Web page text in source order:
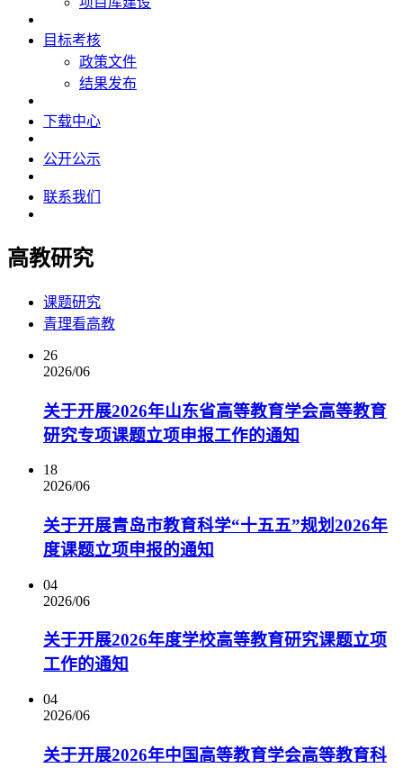
目标考核
政策文件
结果发布
下载中心
公开公示
联系我们
高教研究
课题研究
青理看高教
26
2026/06
关于开展2026年山东省高等教育学会高等教育
研究专项课题立项申报工作的通知
18
2026/06
关于开展青岛市教育科学“十五五”规划2026年
度课题立项申报的通知
04
2026/06
关于开展2026年度学校高等教育研究课题立项
工作的通知
04
2026/06
关于开展2026年中国高等教育学会高等教育科